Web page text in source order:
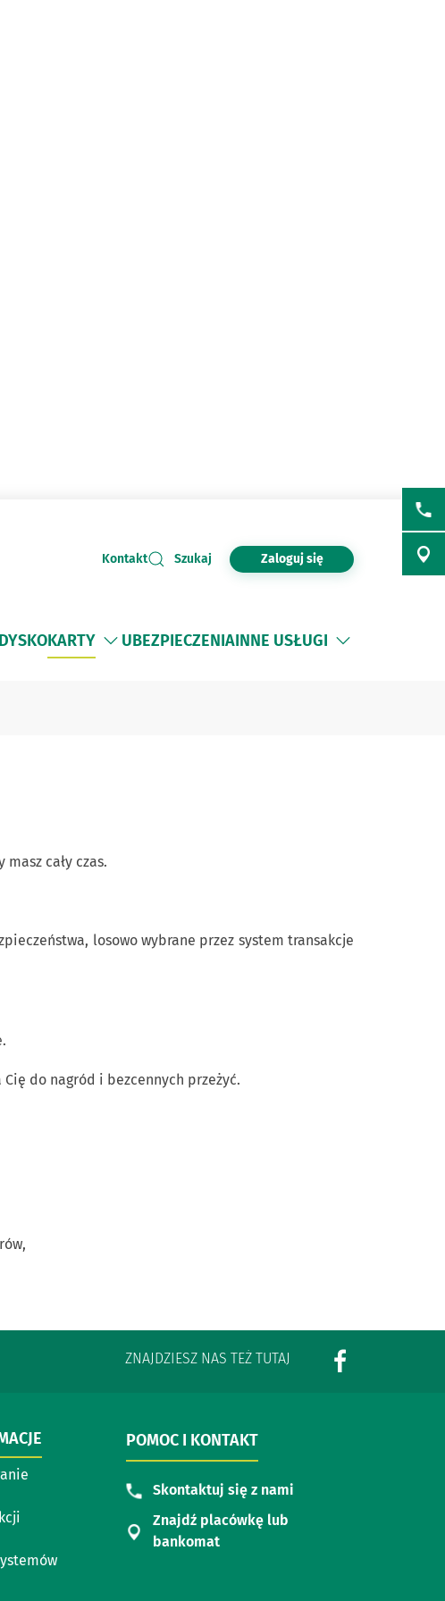
Kontakt Szukaj Zaloguj się
SKOKARTY UBEZPIECZENIAINNE USŁUGI
cały czas.
losowo wybrane przez system transakcje
do nagród i bezcennych przeżyć.
ZNAJDZIESZ NAS TEŻ TUTAJ
POMOC I KONTAKT
Skontaktuj się z nami
Znajdź placówkę lub
bankomat